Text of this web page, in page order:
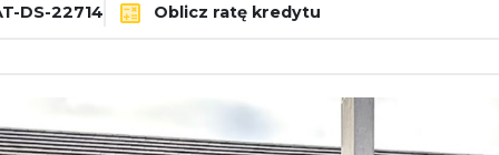
DS-22714 Oblicz ratę kredytu